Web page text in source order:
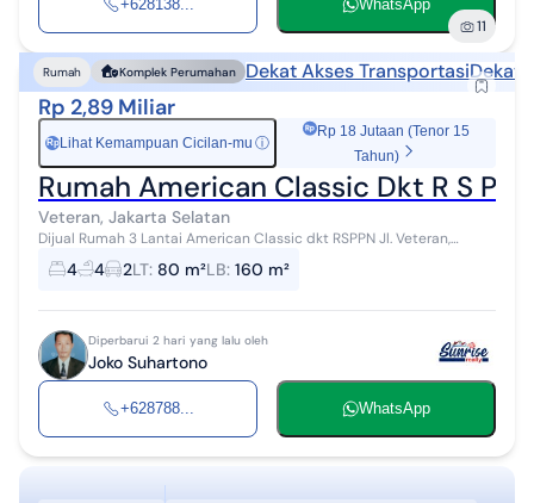
+628138... WhatsApp
11
Rumah Komplek Perumahan Dekat Akses TransportasiDekat
Rp 2,89 Miliar
RpLihat Kemampuan Cicilan-mu ⓘ
Rp 18 Jutaan (Tenor 15
Tahun)
Rumah American Classic Dkt R S P
Veteran, Jakarta Selatan
Dijual Rumah 3 Lantai American Classic dkt RSPPN Jl. Veteran,
Bintaro, Jakarta Selatan Rumah eksklusif 3 lantai desain American
Classic di dalam ...
4 4 2LT: 80 m²LB: 160 m²
Diperbarui 2 hari yang lalu oleh
Joko Suhartono
+628788... WhatsApp